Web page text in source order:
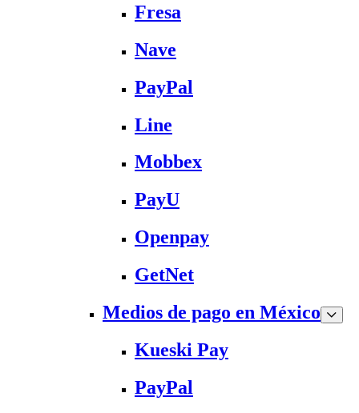
Fresa
Nave
PayPal
Line
Mobbex
PayU
Openpay
GetNet
Medios de pago en México
Kueski Pay
PayPal